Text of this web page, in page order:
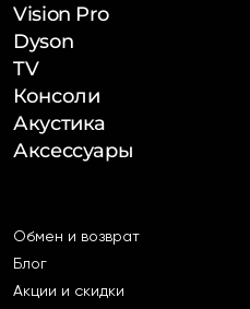
Vision Pro
Dyson
TV
Консоли
Акустика
Аксессуары
Обмен и возврат
Блог
Акции и скидки